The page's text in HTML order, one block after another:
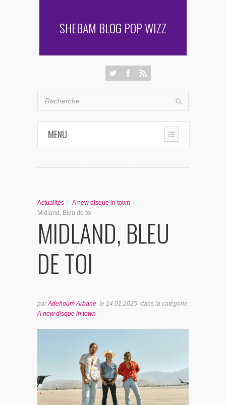
SHEBAM BLOG POP WIZZ
MENU
PENSÉES & AUTRES AVENTURES
BONUS TRACKS
Actualités / A new disque in town /
Midland, Bleu de toi
MIDLAND, BLEU
DE TOI
parAdehoum Arbane le 14.01.2025 dans la catégorie
A new disque in town